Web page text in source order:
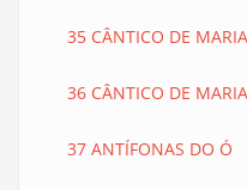
35 CÂNTICO DE
36 CÂNTICO DE
37 ANTÍFONAS DO Ó